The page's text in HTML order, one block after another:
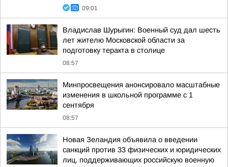
09:01
Владислав Шурыгин: Военный суд дал шесть
лет жителю Московской области за
подготовку теракта в столице
08:57
Минпросвещения анонсировало масштабные
изменения в школьной программе с 1
сентября
08:57
Новая Зеландия объявила о введении
санкций против 33 физических и юридических
лиц, поддерживающих российскую военную